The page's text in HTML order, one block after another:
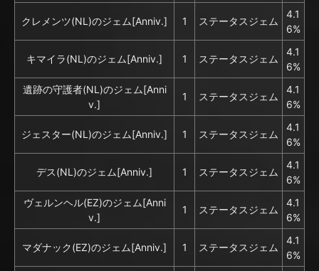
クレメンツ(NL)のジェム[Anniv.] 1 ステータスジェム
4.1
6%
キマイラ(NL)のジェム[Anniv.] 1 ステータスジェム
4.1
6%
遺跡の守護者(NL)のジェム[Anni
v.]
1 ステータスジェム
4.1
6%
ジェスター(NL)のジェム[Anniv.] 1 ステータスジェム
4.1
6%
デス(NL)のジェム[Anniv.] 1 ステータスジェム
4.1
6%
ヴェルンヘル(EZ)のジェム[Anni
v.]
1 ステータスジェム
4.1
6%
マダナック(EZ)のジェム[Anniv.] 1 ステータスジェム
4.1
6%